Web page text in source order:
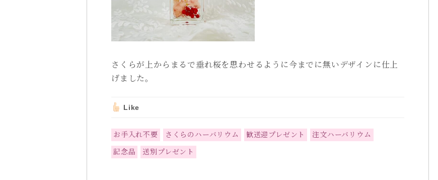
さくらが上からまるで垂れ桜を思わせるように今までに無いデザインに仕上
げました。
Like
お手入れ不要 さくらのハーバリウム 歓送迎プレゼント
注文ハーバリウム
記念品
送別プレゼント